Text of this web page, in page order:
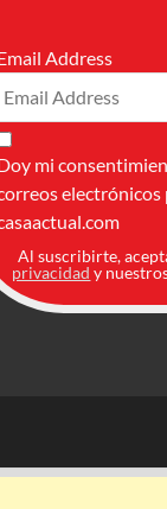
Address
mi
electrónicos
Al suscribirte,
privacidad y